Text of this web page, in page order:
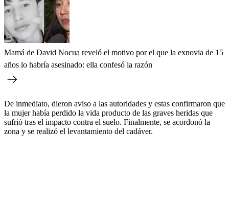
Mamá de David Nocua reveló el motivo por el que la exnovia de 15
años lo habría asesinado: ella confesó la razón
De inmediato, dieron aviso a las autoridades y estas confirmaron que
la mujer había perdido la vida producto de las graves heridas que
sufrió tras el impacto contra el suelo. Finalmente, se acordonó la
zona y se realizó el levantamiento del cadáver.